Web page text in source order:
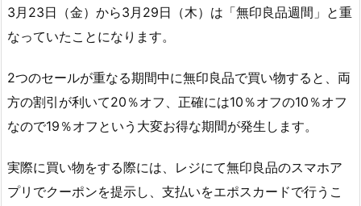
3月23日（金）から3月29日（木）は「無印良品週間」と重
なっていたことになります。
2つのセールが重なる期間中に無印良品で買い物すると、両
方の割引が利いて20％オフ、正確には10％オフの10％オフ
なので19％オフという大変お得な期間が発生します。
実際に買い物をする際には、レジにて無印良品のスマホア
プリでクーポンを提示し、支払いをエポスカードで行うこ